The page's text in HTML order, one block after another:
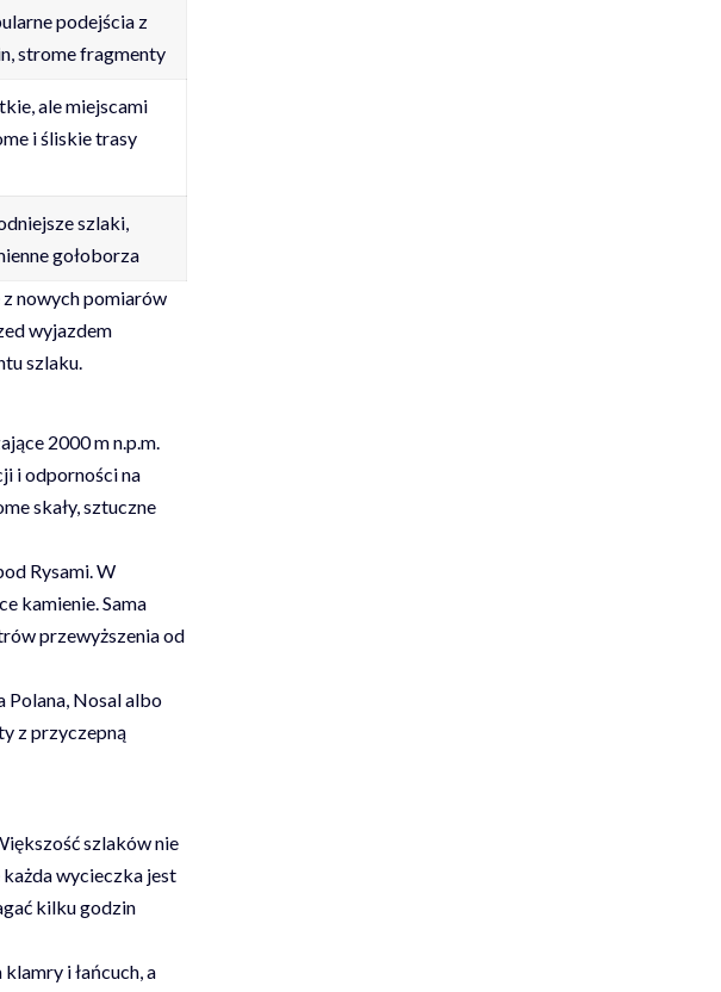
podejścia z
strome fragmenty
ale miejscami
i śliskie trasy
szlaki,
gołoborza
nowych pomiarów
wyjazdem
szlaku.
2000 m n.p.m.
i odporności na
skały, sztuczne
Rysami. W
kamienie. Sama
przewyższenia od
Polana, Nosal albo
z przyczepną
szlaków nie
wycieczka jest
kilku godzin
i łańcuch, a